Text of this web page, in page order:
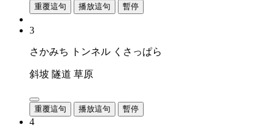
重覆這句 播放這句 暫停
3
さかみち トンネル くさっぱら
斜坡 隧道 草原
重覆這句 播放這句 暫停
4